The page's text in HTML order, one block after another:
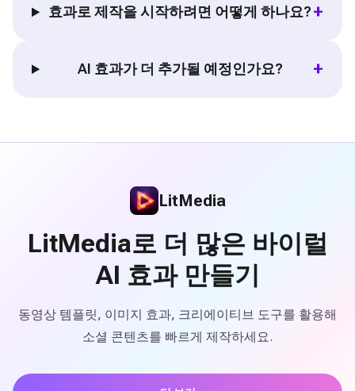
효과로 제작을 시작하려면 어떻게 하나요?+
AI 효과가 더 추가될 예정인가요? +
LitMedia
LitMedia로 더 많은 바이럴
AI 효과 만들기
동영상 템플릿, 이미지 효과, 크리에이티브 도구를 활용해
소셜 콘텐츠를 빠르게 제작하세요.